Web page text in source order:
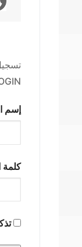
إسم
كلمة